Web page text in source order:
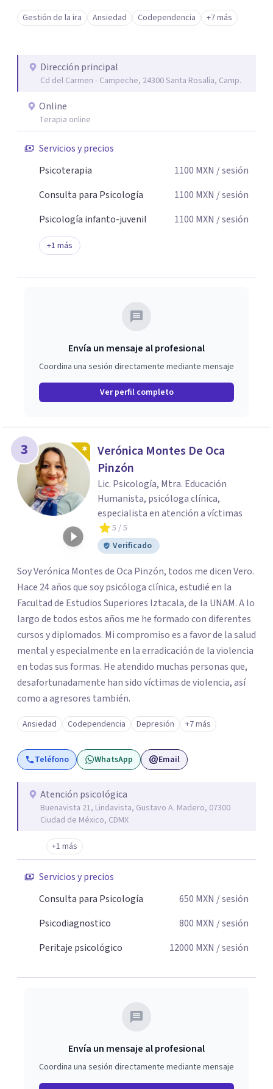
breve, familiar e infantil, así como con respaldo
profesional y experiencia clínica de más de 26 años y
auténtica y comunicación clara y directa para darte
seguridad emocional y una dirección firme de tu proceso
de cambio.
Gestión de la ira Ansiedad Codependencia +7 más
Dirección principal
Cd del Carmen - Campeche, 24300 Santa Rosalía, Camp.
Online
Terapia online
Servicios y precios
Psicoterapia
1100 MXN / sesión
Consulta para Psicología
1100 MXN / sesión
Psicología infanto-juvenil
1100 MXN / sesión
+1 más
Envía un mensaje al profesional
Coordina una sesión directamente mediante mensaje
Ver perfil completo
3
Verónica Montes De Oca
Pinzón
Lic. Psicología, Mtra. Educación
Humanista, psicóloga clínica,
especialista en atención a víctimas
5 / 5
Verificado
Soy Verónica Montes de Oca Pinzón, todos me dicen Vero.
Hace 24 años que soy psicóloga clínica, estudié en la
Facultad de Estudios Superiores Iztacala, de la UNAM. A lo
largo de todos estos años me he formado con diferentes
cursos y diplomados. Mi compromiso es a favor de la salud
mental y especialmente en la erradicación de la violencia
en todas sus formas. He atendido muchas personas que,
desafortunadamente han sido víctimas de violencia, así
como a agresores también.
Ansiedad Codependencia Depresión +7 más
Teléfono WhatsApp Email
Atención psicológica
Buenavista 21, Lindavista, Gustavo A. Madero, 07300
Ciudad de México, CDMX
+1 más
Servicios y precios
Consulta para Psicología
650 MXN / sesión
Psicodiagnostico
800 MXN / sesión
Peritaje psicológico
12000 MXN / sesión
Envía un mensaje al profesional
Coordina una sesión directamente mediante mensaje